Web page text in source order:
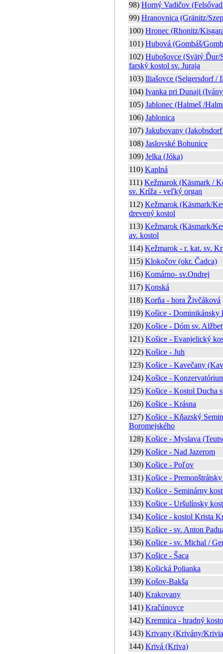
98) Horný Vadičov
99) Hranovnica (Gränitz/
100) Hronec (Rhonitz/
101) Hubová (Gombáš/
102) Hubošovce (Svätý Ďur/
farský kostol sv. Juraja
103) Iliašovce (Selgersdorf /
104) Ivanka pri Dunaji
105) Jablonec (Halmeš /
106) Jablonica
107) Jakubovany
108) Jaslovské Bohunice
109) Jelka (Jóka)
110) Kaplná
111) Kežmarok (Käsmark /
sv. Kríža - veľký organ
112) Kežmarok (Käsmark/
drevený kostol
113) Kežmarok (Käsmark/
av. kostol
114) Kežmarok - r. kat. sv.
115) Klokočov (okr. Čadca)
116) Komárno- sv.Ondrej
117) Konská
118) Korňa - hora Živčáková
119) Košice - Dominikánsky
120) Košice - Dóm sv.
121) Košice - Evanjelický
122) Košice - Juh
123) Košice - Kavečany
124) Košice -
125) Košice - Kostol Ducha
126) Košice - Krásna
127) Košice - Kňazský
Boromejského
128) Košice - Myslava
129) Košice - Nad Jazerom
130) Košice - Poľov
131) Košice -
132) Košice - Seminárny
133) Košice - Uršulínsky
134) Košice - kostol Krista
135) Košice - sv. Anton
136) Košice - sv. Michal /
137) Košice - Šaca
138) Košická Polianka
139) Košov-Bakša
140) Krakovany
141) Kračúnovce
142) Kremnica - hradný
143) Krivany (Krivány/
144) Krivá (Kriva)